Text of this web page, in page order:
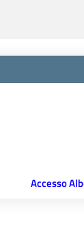
Accesso